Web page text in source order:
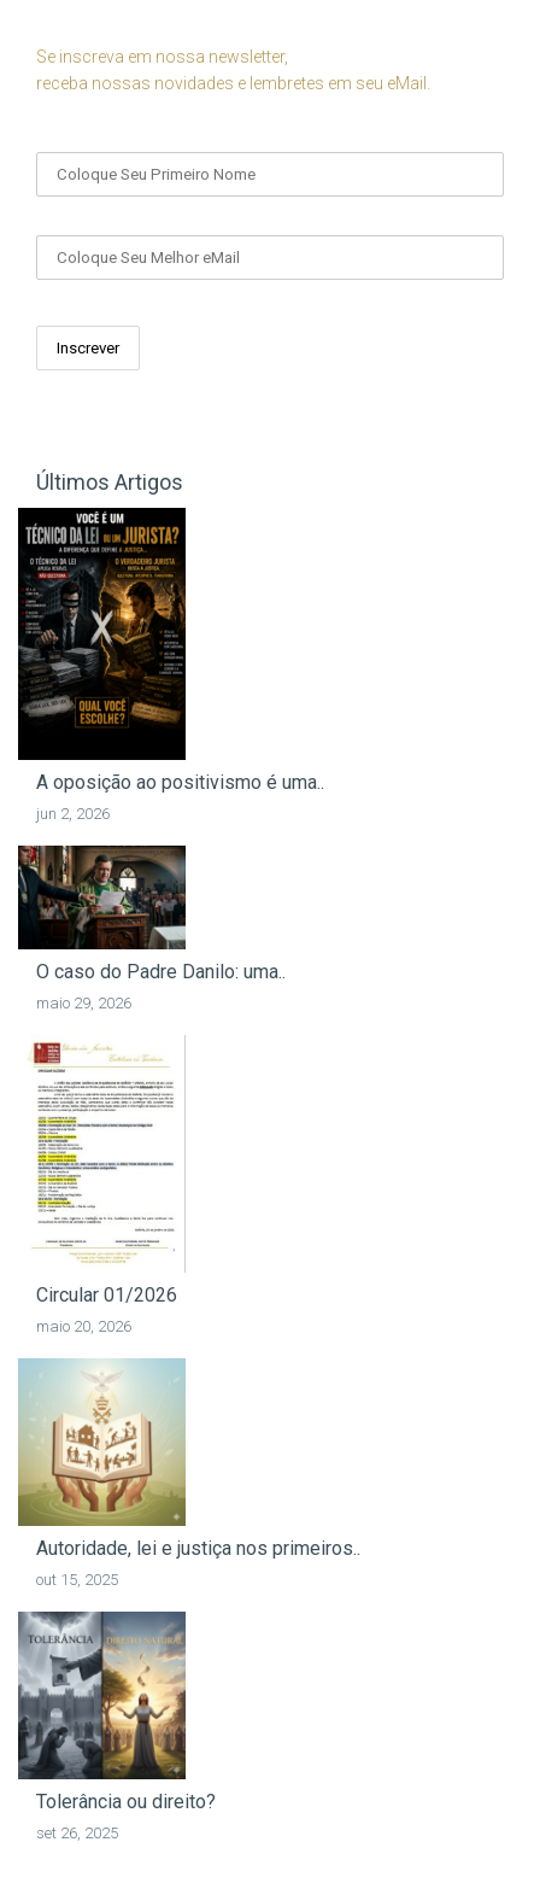
Se inscreva em nossa newsletter,
receba nossas novidades e lembretes em seu eMail.
Últimos Artigos
A oposição ao positivismo é uma..
jun 2, 2026
O caso do Padre Danilo: uma..
maio 29, 2026
Circular 01/2026
maio 20, 2026
Autoridade, lei e justiça nos primeiros..
out 15, 2025
Tolerância ou direito?
set 26, 2025